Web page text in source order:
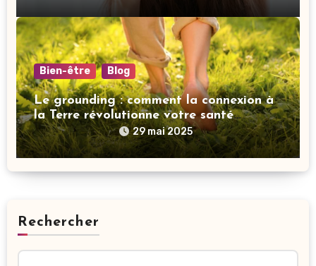
Bien-être Blog
Le grounding : comment la connexion à
la Terre révolutionne votre santé
mentale
29 mai 2025
Rechercher